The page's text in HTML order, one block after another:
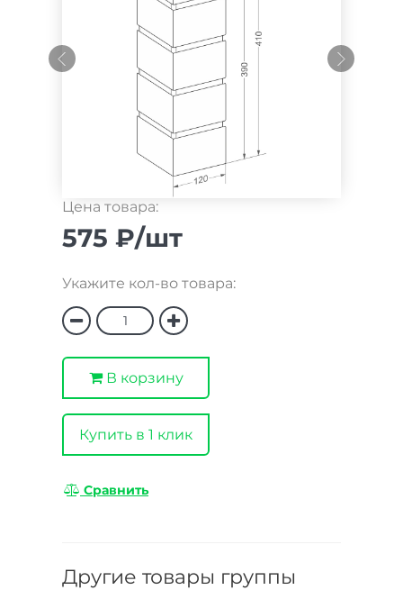
Цена товара:
575 ₽/шт
Укажите кол-во товара:
В корзину
Купить в 1 клик
Сравнить
Другие товары группы